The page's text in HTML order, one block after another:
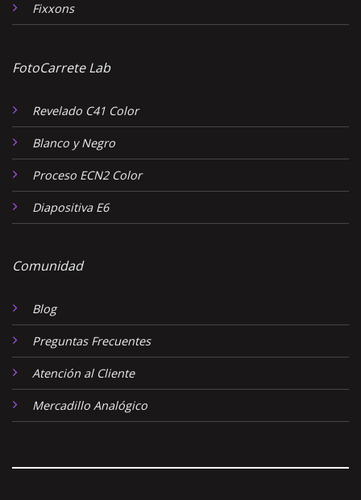
Fixxons
FotoCarrete Lab
Revelado C41 Color
Blanco y Negro
Proceso ECN2 Color
Diapositiva E6
Comunidad
Blog
Preguntas Frecuentes
Atención al Cliente
Mercadillo Analógico